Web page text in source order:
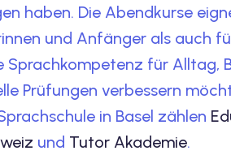
haben. Die Abendkurse
und Anfänger als auch
Sprachkompetenz für Alltag,
Prüfungen verbessern
in Basel zählen
und Tutor Akademie.